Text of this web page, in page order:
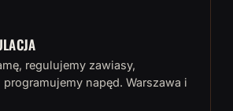
regulujemy zawiasy,
napęd. Warszawa i